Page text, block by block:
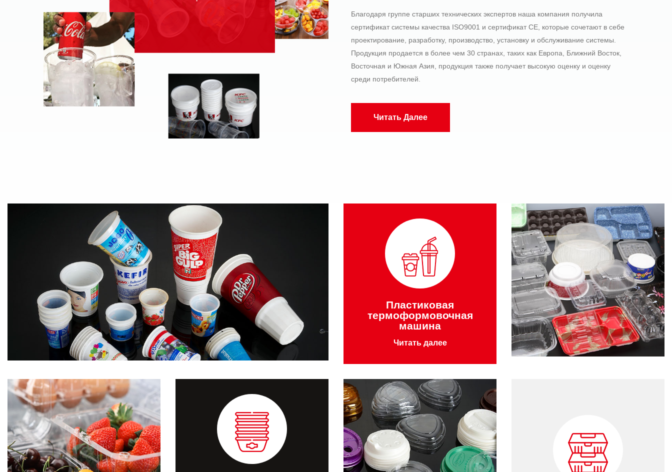
Благодаря группе старших технических экспертов наша компания получила
сертификат системы качества ISO9001 и сертификат CE, которые сочетают в себе
проектирование, разработку, производство, установку и обслуживание системы.
Продукция продается в более чем 30 странах, таких как Европа, Ближний Восток,
Восточная и Южная Азия, продукция также получает высокую оценку и оценку
среди потребителей.
Читать Далее
Пластиковая
термоформовочная
машина
Читать далее